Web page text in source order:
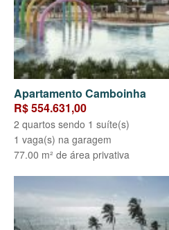
Apartamento Camboinha
R$ 554.631,00
2 quartos sendo 1 suíte(s)
1 vaga(s) na garagem
77.00 m² de área privativa